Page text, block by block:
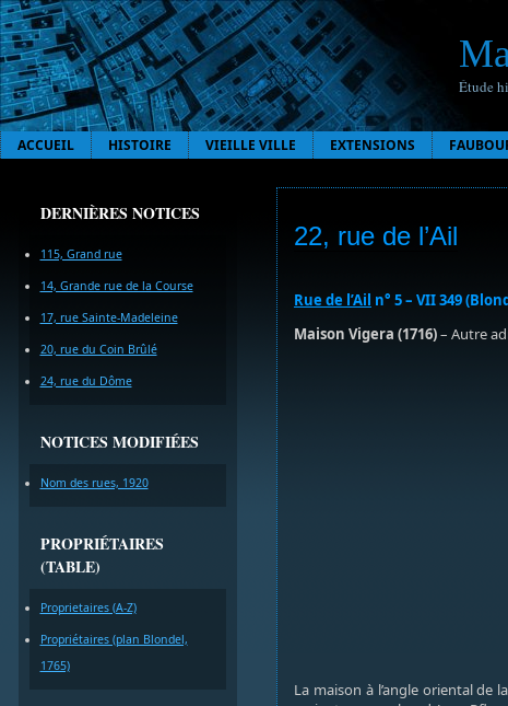
Étude
ACCUEIL HISTOIRE VIEILLE VILLE EXTENSIONS
DERNIÈRES NOTICES
115, Grand rue
14, Grande rue de la Course
17, rue Sainte-Madeleine
20, rue du Coin Brûlé
24, rue du Dôme
NOTICES MODIFIÉES
Nom des rues, 1920
PROPRIÉTAIRES
(TABLE)
Proprietaires (A-Z)
Propriétaires (plan Blondel,
1765)
22, rue de l’Ail
Rue de l’Ail n° 5 – VII 349
Maison Vigera (1716)– Autre
La maison à l’angle oriental de